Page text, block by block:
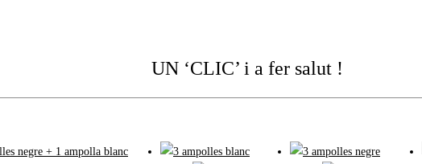
UN ‘CLIC’ i a fer salut !